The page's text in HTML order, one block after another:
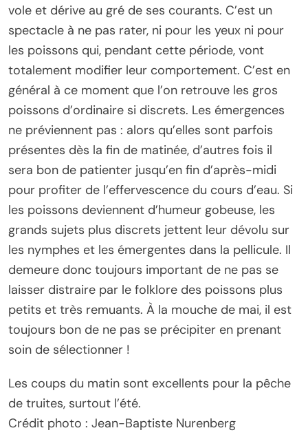
vole et dérive au gré de ses courants. C’est un
spectacle à ne pas rater, ni pour les yeux ni pour
les poissons qui, pendant cette période, vont
totalement modifier leur comportement. C’est en
général à ce moment que l’on retrouve les gros
poissons d’ordinaire si discrets. Les émergences
ne préviennent pas : alors qu’elles sont parfois
présentes dès la fin de matinée, d’autres fois il
sera bon de patienter jusqu’en fin d’après-midi
pour profiter de l’effervescence du cours d’eau. Si
les poissons deviennent d’humeur gobeuse, les
grands sujets plus discrets jettent leur dévolu sur
les nymphes et les émergentes dans la pellicule. Il
demeure donc toujours important de ne pas se
laisser distraire par le folklore des poissons plus
petits et très remuants. À la mouche de mai, il est
toujours bon de ne pas se précipiter en prenant
soin de sélectionner !
Les coups du matin sont excellents pour la pêche
de truites, surtout l’été.
Crédit photo : Jean-Baptiste Nurenberg